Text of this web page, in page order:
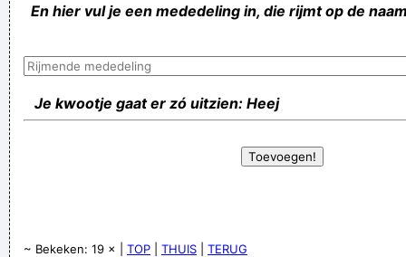
En hier vul je een mededeling in, die rijmt op de
Je kwootje gaat er zó uitzien: Heej
~ Bekeken: 19 × | TOP THUIS TERUG